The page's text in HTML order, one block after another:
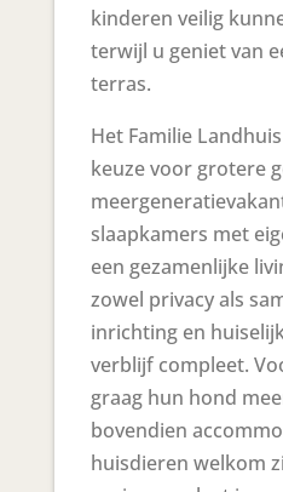
kinderen veilig
terwijl u geniet van
terras.
Het Familie
keuze voor grotere
slaapkamers met
een gezamenlijke
zowel privacy als
inrichting en
verblijf compleet.
graag hun hond
bovendien
huisdieren welkom